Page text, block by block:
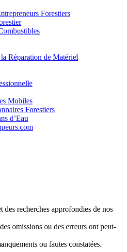
Forestiers
Réparation de Matériel
Mobiles
Forestiers
d’Eau
recherches approfondies de nos
omissions ou des erreurs ont peut-
ou fautes constatées.